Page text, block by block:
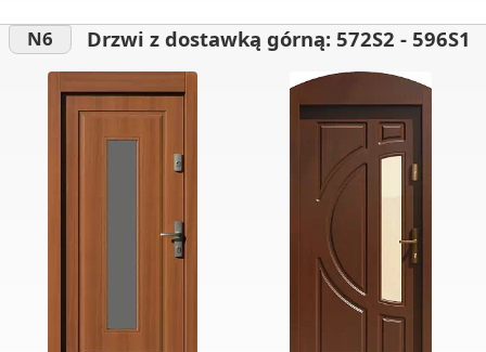
N6 Drzwi z dostawką górną: 572S2 - 596S1